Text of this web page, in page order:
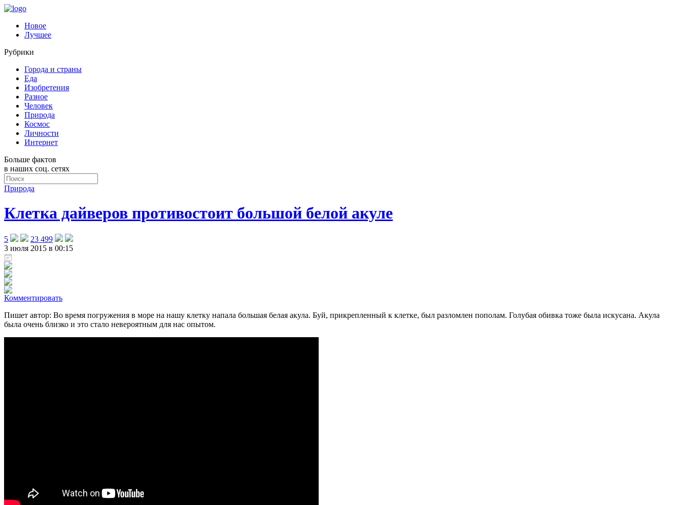
Новое
Лучшее
Рубрики
Города и страны
Еда
Изобретения
Разное
Человек
Природа
Космос
Личности
Интернет
Больше фактов
в наших соц. сетях
Природа
Клетка дайверов противостоит большой белой акуле
5
23 499
3 июля 2015 в 00:15
Комментировать
Пишет автор: Во время погружения в море на нашу клетку напала большая белая акула. Буй, прикрепленный к клетке, был разломлен пополам. Голубая обивка тоже была искусана. Акула
была очень близко и это стало невероятным для нас опытом.